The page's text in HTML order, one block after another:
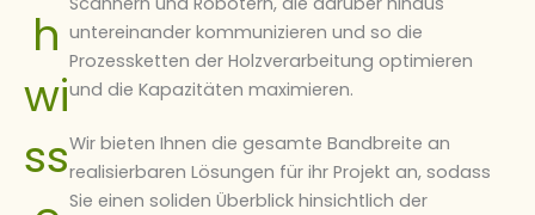
h
wi
ss
untereinander kommunizieren und so die
Prozessketten der Holzverarbeitung optimieren
und die Kapazitäten maximieren.
Wir bieten Ihnen die gesamte Bandbreite an
realisierbaren Lösungen für ihr Projekt an, sodass
Sie einen soliden Überblick hinsichtlich der